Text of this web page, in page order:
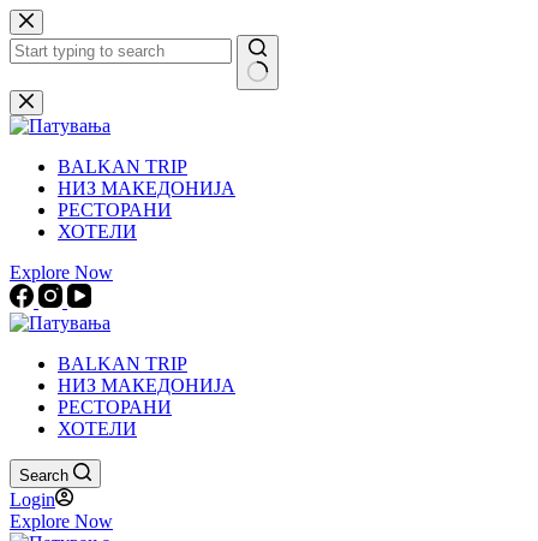
Skip
to
content
No
results
BALKAN TRIP
НИЗ МАКЕДОНИЈА
РЕСТОРАНИ
ХОТЕЛИ
Explore Now
BALKAN TRIP
НИЗ МАКЕДОНИЈА
РЕСТОРАНИ
ХОТЕЛИ
Search
Login
Explore Now